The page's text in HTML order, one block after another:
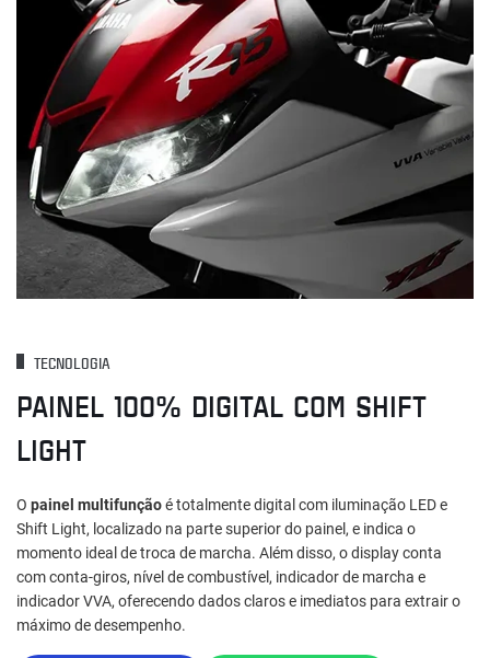
TECNOLOGIA
PAINEL 100% DIGITAL COM SHIFT
LIGHT
O painel multifunçãoé totalmente digital com iluminação LED e
Shift Light, localizado na parte superior do painel, e indica o
momento ideal de troca de marcha. Além disso, o display conta
com conta‑giros, nível de combustível, indicador de marcha e
indicador VVA, oferecendo dados claros e imediatos para extrair o
máximo de desempenho.